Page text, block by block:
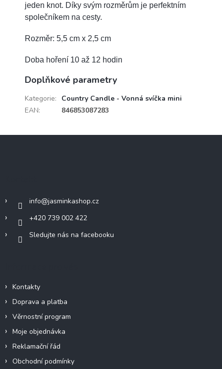
jeden knot. Díky svým rozměrům je perfektním
společníkem na cesty.
Rozměr: 5,5 cm x 2,5 cm
Doba hoření 10 až 12 hodin
Doplňkové parametry
Kategorie:
Country Candle - Vonná svíčka mini
EAN: 846853087283
info@jasminkashop.cz
+420 739 002 422
Sledujte nás na facebooku
Kontakty
Doprava a platba
Věrnostní program
Moje objednávka
Reklamační řád
Obchodní podmínky